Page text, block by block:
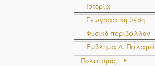
Ιστορία
Γεωγραφική θέση
Φυσικό περιβάλλον
Έμβλημα Δ. Παλαμά
Πολιτισμός